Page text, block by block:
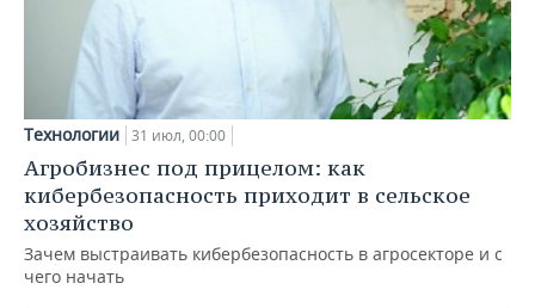
Технологии 31 июл, 00:00
Агробизнес под прицелом: как
кибербезопасность приходит в сельское
хозяйство
Зачем выстраивать кибербезопасность в агросекторе и с
чего начать